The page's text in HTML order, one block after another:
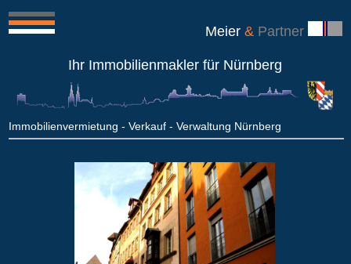
Meier & Partner
Ihr Immobilienmakler für Nürnberg
Immobilienvermietung - Verkauf - Verwaltung Nürnberg